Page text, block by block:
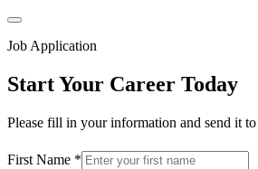
Job Application
Start Your Career Today
Please fill in your information and send it
First Name *